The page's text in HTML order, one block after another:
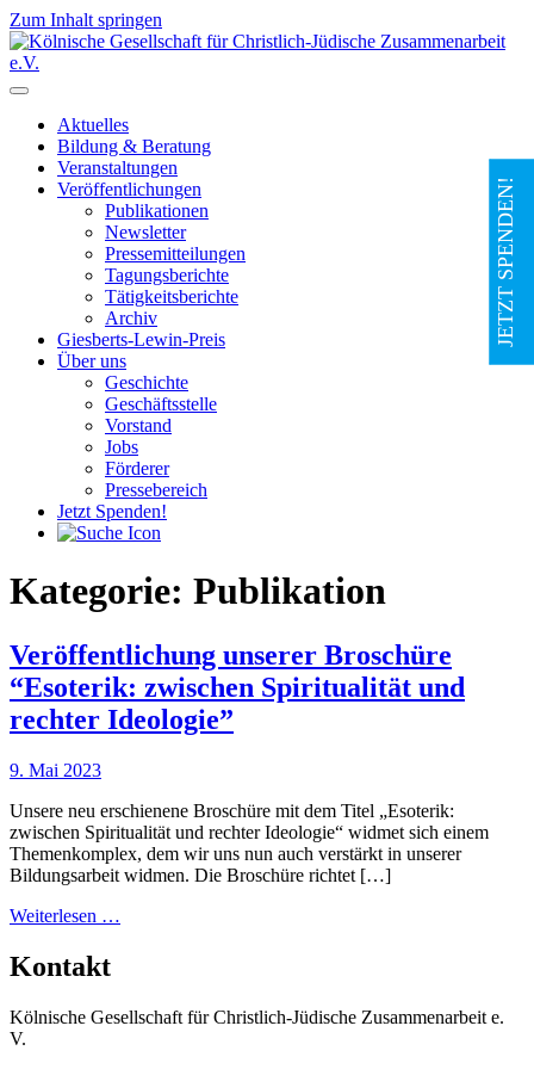
Zum Inhalt springen
Hauptnavigation
Aktuelles
Bildung & Beratung
Veranstaltungen
Veröffentlichungen
Publikationen
Newsletter
Pressemitteilungen
Tagungsberichte
Tätigkeitsberichte
Archiv
Giesberts-Lewin-Preis
Über uns
Geschichte
Geschäftsstelle
Vorstand
Jobs
Förderer
Pressebereich
Jetzt Spenden!
Kategorie: Publikation
Veröffentlichung unserer Broschüre
“Esoterik: zwischen Spiritualität und
rechter Ideologie”
9. Mai 2023
Unsere neu erschienene Broschüre mit dem Titel „Esoterik:
zwischen Spiritualität und rechter Ideologie“ widmet sich einem
Themenkomplex, dem wir uns nun auch verstärkt in unserer
Bildungsarbeit widmen. Die Broschüre richtet […]
Weiterlesen …
zwischen
Kontakt
Kölnische Gesellschaft für Christlich-Jüdische Zusammenarbeit e.
V.
JETZT SPENDEN!